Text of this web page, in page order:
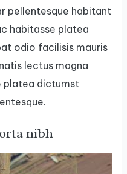
pellentesque habitant
habitasse platea
odio facilisis mauris
lectus magna
platea dictumst
nibh